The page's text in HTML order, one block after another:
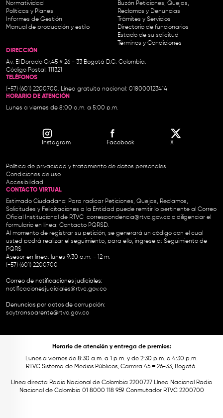
Normatividad
Políticas y Planes
Informes de Gestión
Manual de producción y estilo
Buzón Peticiones, Quejas,
Reclamos y Denuncias
Trámites y Servicios
Directorio de funcionarios
Estado de su solicitud
Términos y Condiciones
DIRECCIÓN
Av. El Dorado Cr.45 # 26 - 33 Bogotá D.C. Colombia.
Código Postal: 111321
TELÉFONOS
(+57) (601) 2200700. Línea gratuita nacional: 018000123414
HORARIO DE ATENCIÓN
Lunes a viernes de 8:00 a.m. a 5:00 p.m.
Instagram Facebook X
Política de privacidad y tratamiento de datos personales
Condiciones de uso
Accesibilidad
CONTACTO VIRTUAL
Estimado Ciudadano: Para radicar Peticiones, Quejas, Reclamos,
Solicitudes y Felicitaciones a la Entidad puede remitir lo pertinente al Correo
Oficial Institucional de RTVC correspondencia@rtvc.gov.co o diligenciar el
formulario en línea: Contacto PQRSD.
Al momento de registrar su petición, se generará un código con el cual
usted podrá realizar el seguimiento, para ello, ingrese a: Seguimiento de
PQRS
Asesor en línea: lunes 9:30 a.m. - 12 m.
(+57) (601) 2200700
Correo de notificaciones judiciales:
notificacionesjudiciales@rtvc.gov.co
Denuncias por actos de corrupción:
soytransparente@rtvc.gov.co
Horario de atención y entrega de premios:
Lunes a viernes de 8:30 a.m. a 1 p.m. y de 2:30 p.m. a 4:30 p.m.
RTVC Sistema de Medios Públicos, Carrera 45 # 26-33, Bogotá.
Línea directa Radio Nacional de Colombia 2200727 Línea Nacional Radio
Nacional de Colombia 01 8000 118 959. Conmutador RTVC 2200700